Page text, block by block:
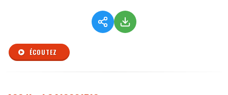
ÉCOUTEZ